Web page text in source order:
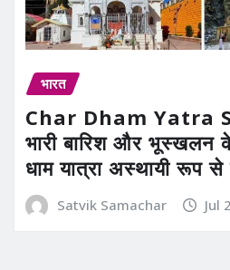
भारत
Char Dham Yatra
भारी बारिश और भूस्खलन
धाम यात्रा अस्थायी रूप
Satvik Samachar Jul